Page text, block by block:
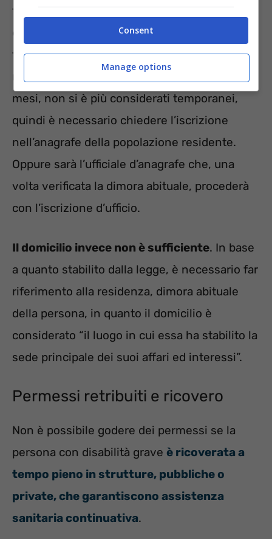
fare domanda per il congedo. Può richiedere
di iscriversi allo schedario della popolazione
temporanea chi risiede in quel comune da
minimo 4 mesi. Una volta però trascorsi 12
mesi, non si è più considerati temporanei,
quindi è necessario chiedere l’iscrizione
nell’anagrafe della popolazione residente.
Oppure sarà l’ufficiale d’anagrafe che, una
volta verificata la dimora abituale, procederà
con l’iscrizione d’ufficio.
Il domicilio invece non è sufficiente. In base
a quanto stabilito dalla legge, è necessario far
riferimento alla residenza, dimora abituale
della persona, in quanto il domicilio è
considerato “il luogo in cui essa ha stabilito la
sede principale dei suoi affari ed interessi”.
Permessi retribuiti e ricovero
Non è possibile godere dei permessi se la
persona con disabilità grave è ricoverata a
tempo pieno in strutture, pubbliche o
private, che garantiscono assistenza
sanitaria continuativa.
Consent
Manage options